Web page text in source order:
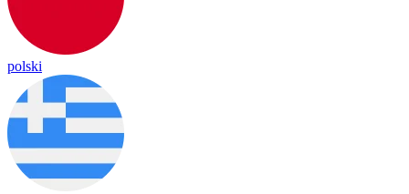
polski